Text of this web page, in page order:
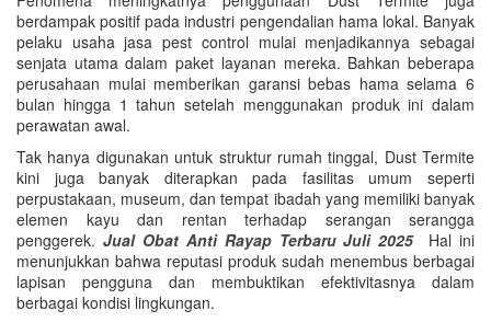
berdampak positif pada industri pengendalian hama lokal. Banyak
pelaku usaha jasa pest control mulai menjadikannya sebagai
senjata utama dalam paket layanan mereka. Bahkan beberapa
perusahaan mulai memberikan garansi bebas hama selama 6
bulan hingga 1 tahun setelah menggunakan produk ini dalam
perawatan awal.
Tak hanya digunakan untuk struktur rumah tinggal, Dust Termite
kini juga banyak diterapkan pada fasilitas umum seperti
perpustakaan, museum, dan tempat ibadah yang memiliki banyak
elemen kayu dan rentan terhadap serangan serangga
penggerek. Jual Obat Anti Rayap Terbaru Juli 2025Hal ini
menunjukkan bahwa reputasi produk sudah menembus berbagai
lapisan pengguna dan membuktikan efektivitasnya dalam
berbagai kondisi lingkungan.